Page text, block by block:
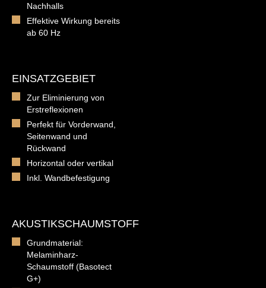
Nachhalls
Effektive Wirkung bereits
ab 60 Hz
EINSATZGEBIET
Zur Eliminierung von
Erstreflexionen
Perfekt für Vorderwand,
Seitenwand und
Rückwand
Horizontal oder vertikal
Inkl. Wandbefestigung
AKUSTIKSCHAUMSTOFF
Grundmaterial:
Melaminharz-
Schaumstoff (Basotect
G+)